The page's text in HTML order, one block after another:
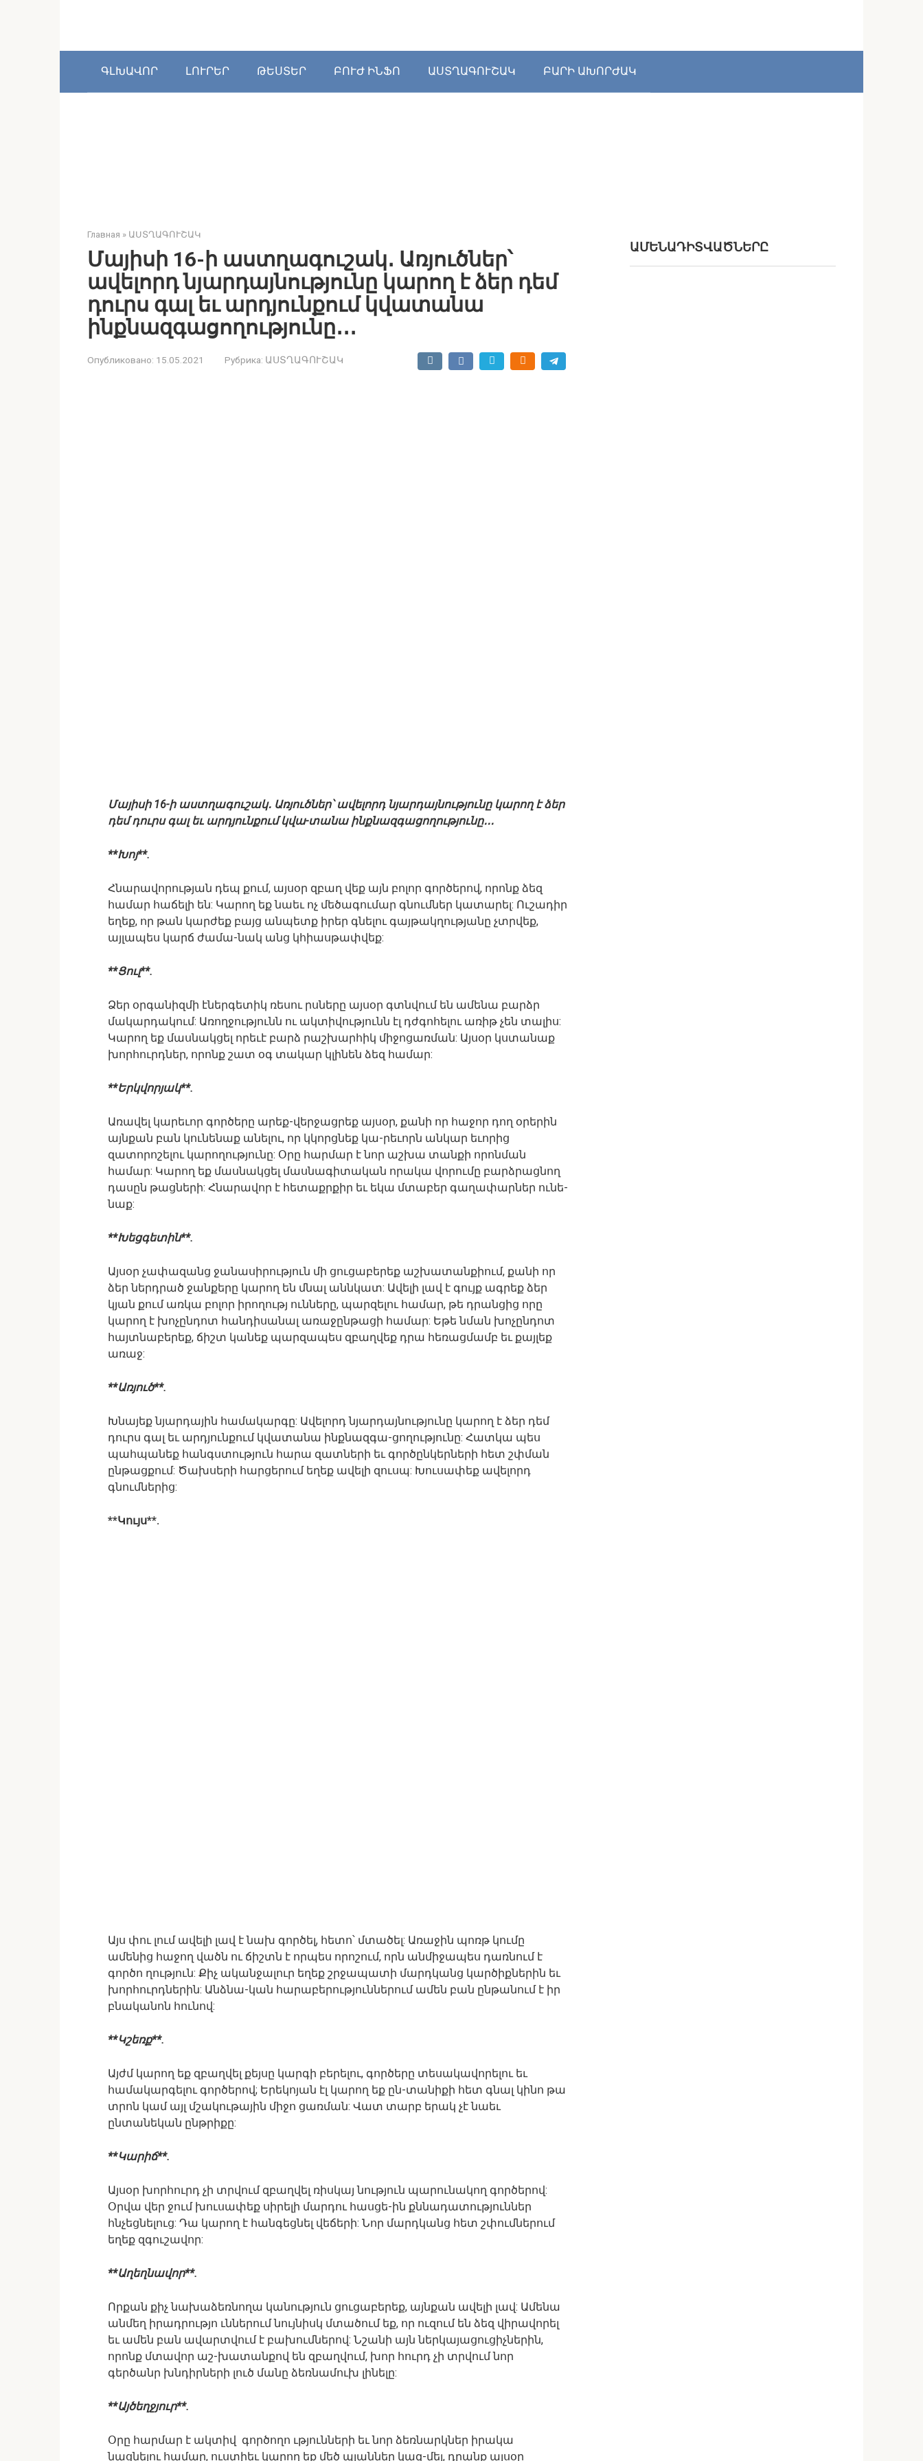
ԳԼԽԱՎՈՐ ԼՈՒՐԵՐ ԹԵՍՏԵՐ ԲՈՒԺ ԻՆՖՈ ԱՍՏՂԱԳՈՒՇԱԿ ԲԱՐԻ ԱԽՈՐԺԱԿ
Главная » ԱՍՏՂԱԳՈՒՇԱԿ
Մայիսի 16-ի աստղագուշակ․ Առյուծներ՝
ավելորդ նյարդայնությունը կարող է ձեր դեմ
դուրս գալ եւ արդյունքում կվատանա
ինքնազգացողությունը․․․
Опубликовано: 15.05.2021 Рубрика: ԱՍՏՂԱԳՈՒՇԱԿ
Մայիսի 16-ի աստղագուշակ․ Առյուծներ՝ ավելորդ նյարդայնությունը կարող է ձեր
դեմ դուրս գալ եւ արդյունքում կվա-տանա ինքնազգացողությունը․․․
**Խոյ**.
Հնարավորության դեպ քում, այսօր զբաղ վեք այն բոլոր գործերով, որոնք ձեզ
համար հաճելի են: Կարող եք նաեւ ոչ մեծագումար գնումներ կատարել: Ուշադիր
եղեք, որ թան կարժեք բայց անպետք իրեր գնելու գայթակղությանը չտրվեք,
այլապես կարճ ժամա-նակ անց կհիասթափվեք:
**Ցուլ**.
Ձեր օրգանիզմի էներգետիկ ռեսու րսները այսօր գտնվում են ամենա բարձր
մակարդակում: Առողջությունն ու ակտիվությունն էլ դժգոհելու առիթ չեն տալիս:
Կարող եք մասնակցել որեւէ բարձ րաշխարհիկ միջոցառման: Այսօր կստանաք
խորհուրդներ, որոնք շատ օգ տակար կլինեն ձեզ համար:
**Երկվորյակ**.
Առավել կարեւոր գործերը արեք-վերջացրեք այսօր, քանի որ հաջոր դող օրերին
այնքան բան կունենաք անելու, որ կկորցնեք կա-րեւորն անկար եւորից
զատորոշելու կարողությունը: Օրը հարմար է նոր աշխա տանքի որոնման
համար: Կարող եք մասնակցել մասնագիտական որակա վորումը բարձրացնող
դասըն թացների: Հնարավոր է հետաքրքիր եւ եկա մտաբեր գաղափարներ ունե-
նաք:
**Խեցգետին**.
Այսօր չափազանց ջանասիրություն մի ցուցաբերեք աշխատանքիում, քանի որ
ձեր ներդրած ջանքերը կարող են մնալ աննկատ: Ավելի լավ է գույք ագրեք ձեր
կյան քում առկա բոլոր իրողությ ունները, պարզելու համար, թե դրանցից որը
կարող է խոչընդոտ հանդիսանալ առաջընթացի համար: Եթե նման խոչընդոտ
հայտնաբերեք, ճիշտ կանեք պարզապես զբաղվեք դրա հեռացմամբ եւ քայլեք
առաջ:
**Առյուծ**.
Խնայեք նյարդային համակարգը: Ավելորդ նյարդայնությունը կարող է ձեր դեմ
դուրս գալ եւ արդյունքում կվատանա ինքնազգա-ցողությունը: Հատկա պես
պահպանեք հանգստություն հարա զատների եւ գործընկերների հետ շփման
ընթացքում: Ծախսերի հարցերում եղեք ավելի զուսպ: Խուսափեք ավելորդ
գնումներից:
**Կույս**.
Այս փու լում ավելի լավ է նախ գործել, հետո՝ մտածել: Առաջին պոռթ կումը
ամենից հաջող վածն ու ճիշտն է որպես որոշում, որն անմիջապես դառնում է
գործո ղություն: Քիչ ականջալուր եղեք շրջապատի մարդկանց կարծիքներին եւ
խորհուրդներին: Անձնա-կան հարաբերություններում ամեն բան ընթանում է իր
բնականոն հունով:
**Կշեռք**.
Այժմ կարող եք զբաղվել քեյսը կարգի բերելու, գործերը տեսակավորելու եւ
համակարգելու գործերով; Երեկոյան էլ կարող եք ըն-տանիքի հետ գնալ կինո թա
տրոն կամ այլ մշակութային միջո ցառման: Վատ տարբ երակ չէ նաեւ
ընտանեկան ընթրիքը:
**Կարիճ**.
Այսօր խորհուրդ չի տրվում զբաղվել ռիսկայ նություն պարունակող գործերով:
Օրվա վեր ջում խուսափեք սիրելի մարդու հասցե-ին քննադատություններ
հնչեցնելուց: Դա կարող է հանգեցնել վեճերի: Նոր մարդկանց հետ շփումներում
եղեք զգուշավոր:
**Աղեղնավոր**.
Որքան քիչ նախաձեռնողա կանություն ցուցաբերեք, այնքան ավելի լավ: Ամենա
անմեղ իրադրությո ւններում նույնիսկ մտածում եք, որ ուզում են ձեզ վիրավորել
եւ ամեն բան ավարտվում է բախումներով: Նշանի այն ներկայացուցիչներին,
որոնք մտավոր աշ-խատանքով են զբաղվում, խոր հուրդ չի տրվում նոր
գերծանր խնդիրների լուծ մանը ձեռնամուխ լինելը:
**Այծեղջյուր**.
Օրը հարմար է ակտիվ գործողո ւթյունների եւ նոր ձեռնարկներ իրակա
նացնելու համար, ուստիեւ կարող եք մեծ պլաններ կազ-մել, դրանք այսօր
ԱՄԵՆԱԴԻՏՎԱԾՆԵՐԸ